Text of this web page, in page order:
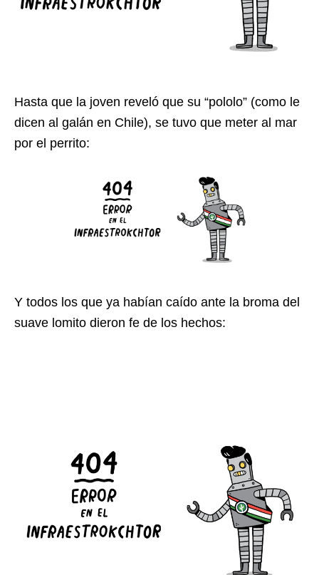
Hasta que la joven reveló que su “pololo” (como le
dicen al galán en Chile), se tuvo que meter al mar
por el perrito:
Y todos los que ya habían caído ante la broma del
suave lomito dieron fe de los hechos: